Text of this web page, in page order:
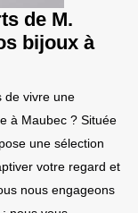
de M.
bijoux à
de vivre une
à Maubec ? Située
une sélection
votre regard et
nous engageons